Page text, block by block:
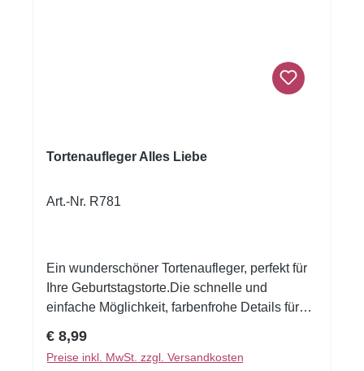
Tortenaufleger Alles Liebe
Art.-Nr. R781
Ein wunderschöner Tortenaufleger, perfekt für
Ihre Geburtstagstorte.Die schnelle und
einfache Möglichkeit, farbenfrohe Details für
Sie noch nie zuvor dekoriert haben! Gedruckt
auf Oblate Deluxe Grösse ca. A4
Regulärer Preis:
€ 8,99
Preise inkl. MwSt. zzgl. Versandkosten